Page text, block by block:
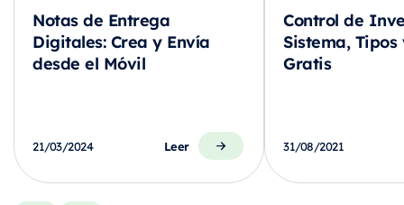
Notas de Entrega
Digitales: Crea y Envía
desde el Móvil
21/03/2024 Leer
Control de
Sistema,
Gratis
31/08/2021